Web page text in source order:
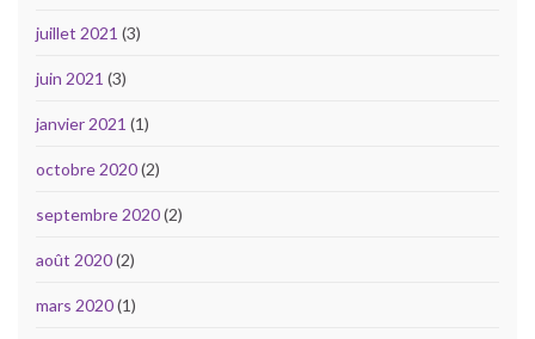
juillet 2021 (3)
juin 2021 (3)
janvier 2021 (1)
octobre 2020(2)
septembre 2020(2)
août 2020(2)
mars 2020(1)